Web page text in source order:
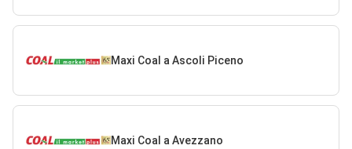
Maxi Coal a Ascoli Piceno
Maxi Coal a Avezzano